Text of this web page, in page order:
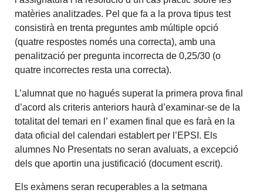
matèries analitzades. Pel que fa a la prova tipus test
consistirà en trenta preguntes amb múltiple opció
(quatre respostes només una correcta), amb una
penalització per pregunta incorrecta de 0,25/30 (o
quatre incorrectes resta una correcta).
L’alumnat que no hagués superat la primera prova final
d’acord als criteris anteriors haurà d’examinar-se de la
totalitat del temari en l’ examen final que es farà en la
data oficial del calendari establert per l’EPSI. Els
alumnes No Presentats no seran avaluats, a excepció
dels que aportin una justificació (document escrit).
Els exàmens seran recuperables a la setmana